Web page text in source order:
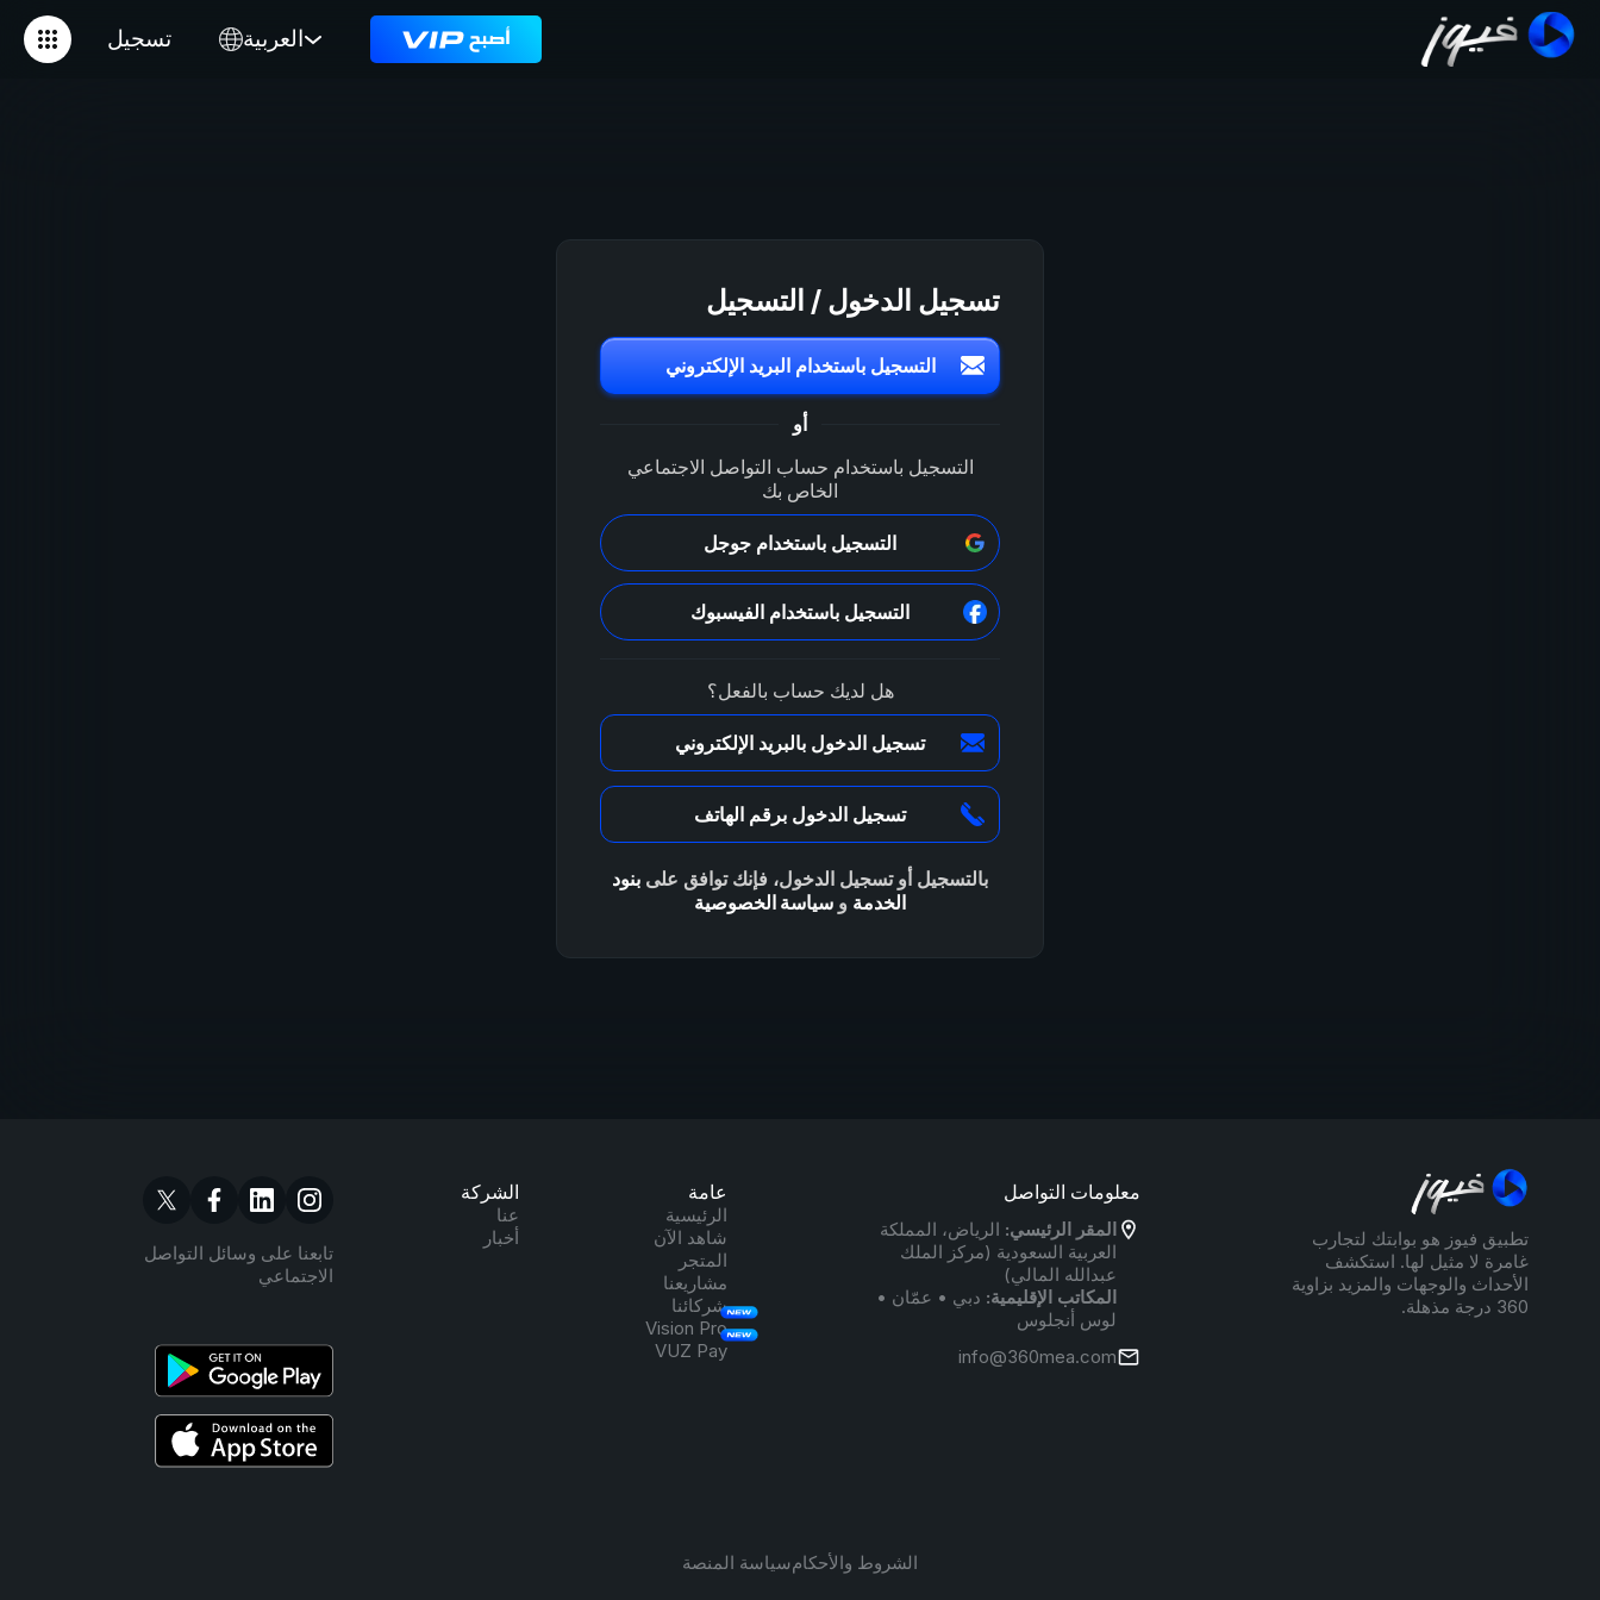
العربية تسجيل
تسجيل الدخول / التسجيل
التسجيل باستخدام البريد الإلكتروني
أو
التسجيل باستخدام حساب التواصل الاجتماعي
الخاص بك
التسجيل باستخدام جوجل
التسجيل باستخدام الفيسبوك
هل لديك حساب بالفعل؟
تسجيل الدخول بالبريد الإلكتروني
تسجيل الدخول برقم الهاتف
بالتسجيل أو تسجيل الدخول، فإنك توافق على بنود
الخدمة و سياسة الخصوصية
تطبيق فيوز هو بوابتك لتجارب
غامرة لا مثيل لها. استكشف
الأحداث والوجهات والمزيد بزاوية
360 درجة مذهلة.
معلومات التواصل
المقر الرئيسي: الرياض، المملكة
العربية السعودية (مركز الملك
عبدالله المالي)
المكاتب الإقليمية: دبي • عمّان •
لوس أنجلوس
info@360mea.com
عامة
الرئيسية
شاهد الآن
المتجر
مشاريعنا
شركائنا
Vision Pro
VUZ Pay
الشركة
عنا
أخبار
تابعنا على وسائل التواصل
الاجتماعي
الشروط والأحكامسياسة المنصة